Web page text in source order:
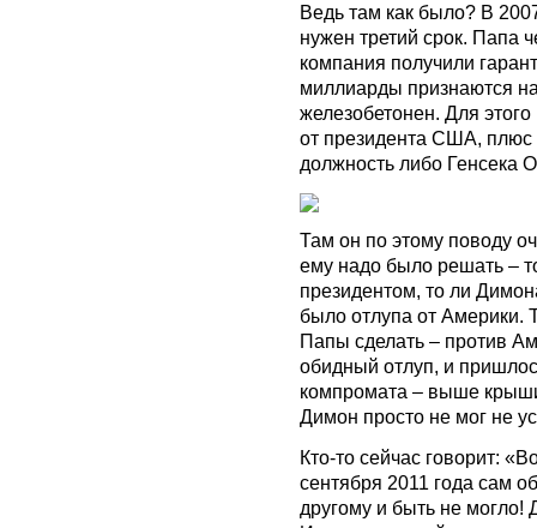
Ведь там как было? В
нужен третий срок. Папа
компания получили
миллиарды признаются
железобетонен. Для
от президента США,
должность либо Генсека
Там он по этому поводу
ему надо было решать –
президентом, то ли
было отлупа от Америки.
Папы сделать – против
обидный отлуп, и
компромата – выше
Димон просто не мог не
Кто-то сейчас говорит:
сентября 2011 года сам
другому и быть не могло!